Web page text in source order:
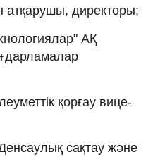
атқарушы, директоры;
АҚ
қорғау вице-
сақтау және